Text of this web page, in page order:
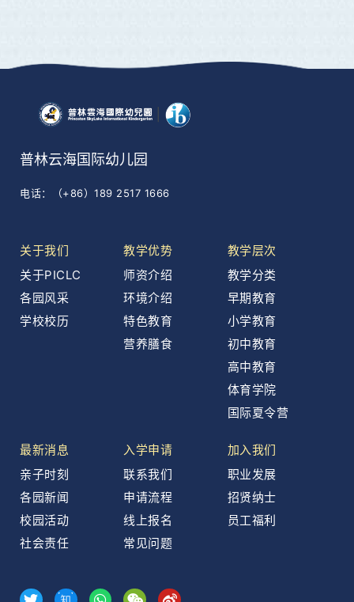
普林云海国际幼儿园
电话：（+86）189 2517 1666
关于我们
关于PICLC
各园风采
学校校历
教学优势
师资介绍
环境介绍
特色教育
营养膳食
教学层次
教学分类
早期教育
小学教育
初中教育
高中教育
体育学院
国际夏令营
最新消息
亲子时刻
各园新闻
校园活动
社会责任
入学申请
联系我们
申请流程
线上报名
常见问题
加入我们
职业发展
招贤纳士
员工福利